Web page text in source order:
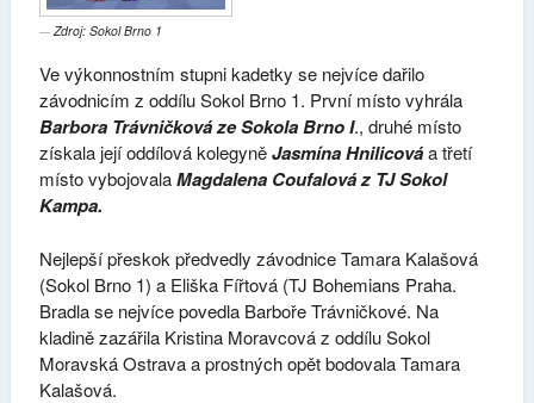
Zdroj: Sokol Brno 1
Ve výkonnostním stupni kadetky se nejvíce dařilo
závodnicím z oddílu Sokol Brno 1. První místo vyhrála
Barbora Trávničková ze Sokola Brno I., druhé místo
získala její oddílová kolegyněJasmína Hnilicováa třetí
místo vybojovalaMagdalena Coufalová z TJ Sokol
Kampa.
Nejlepší přeskok předvedly závodnice Tamara Kalašová
(Sokol Brno 1) a Eliška Fířtová (TJ Bohemians Praha.
Bradla se nejvíce povedla Barboře Trávničkové. Na
kladině zazářila Kristina Moravcová z oddílu Sokol
Moravská Ostrava a prostných opět bodovala Tamara
Kalašová.